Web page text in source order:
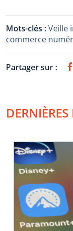
Mots-clés :Veille
commerce
Partager sur :